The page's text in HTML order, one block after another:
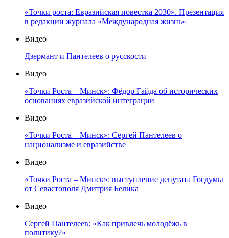
«Точки роста: Евразийская повестка 2030». Презентация
в редакции журнала «Международная жизнь»
Видео
Дзермант и Пантелеев о русскости
Видео
«Точки Роста – Минск»: Фёдор Гайда об исторических
основаниях евразийской интеграции
Видео
«Точки Роста – Минск»: Сергей Пантелеев о
национализме и евразийстве
Видео
«Точки Роста – Минск»: выступление депутата Госдумы
от Севастополя Дмитрия Белика
Видео
Сергей Пантелеев: «Как привлечь молодёжь в
политику?»